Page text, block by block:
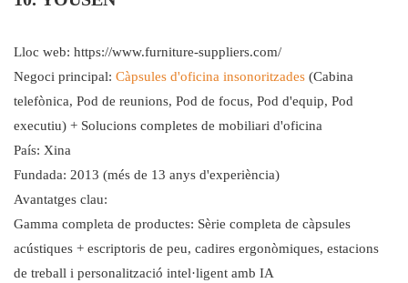
Lloc web: https://www.furniture-suppliers.com/
Negoci principal: Càpsules d'oficina insonoritzades (Cabina
telefònica, Pod de reunions, Pod de focus, Pod d'equip, Pod
executiu) + Solucions completes de mobiliari d'oficina
País: Xina
Fundada: 2013 (més de 13 anys d'experiència)
Avantatges clau:
Gamma completa de productes: Sèrie completa de càpsules
acústiques + escriptoris de peu, cadires ergonòmiques, estacions
de treball i personalització intel·ligent amb IA